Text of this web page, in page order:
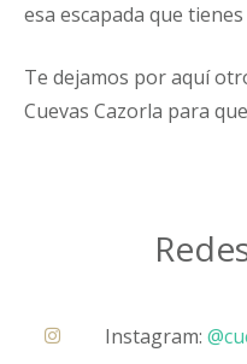
esa escapada que
Te dejamos por aquí
Cuevas Cazorla para
Instagram: